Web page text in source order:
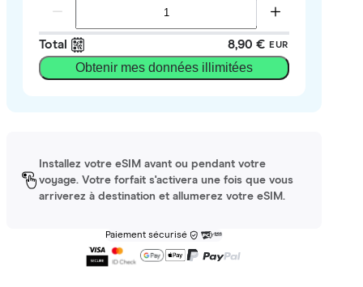
Total 8,90 € EUR
Obtenir mes données illimitées
Installez votre eSIM avant ou pendant votre
voyage. Votre forfait s'activera une fois que vous
arriverez à destination et allumerez votre eSIM.
Paiement sécurisé